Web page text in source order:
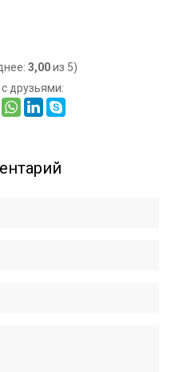
3,00из 5)
друзьями: